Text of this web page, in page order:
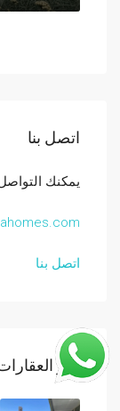
اتصل بنا
يمكنك
اتصل بنا
اخر